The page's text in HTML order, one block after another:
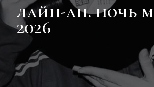
лайн-ап. ночь
2026